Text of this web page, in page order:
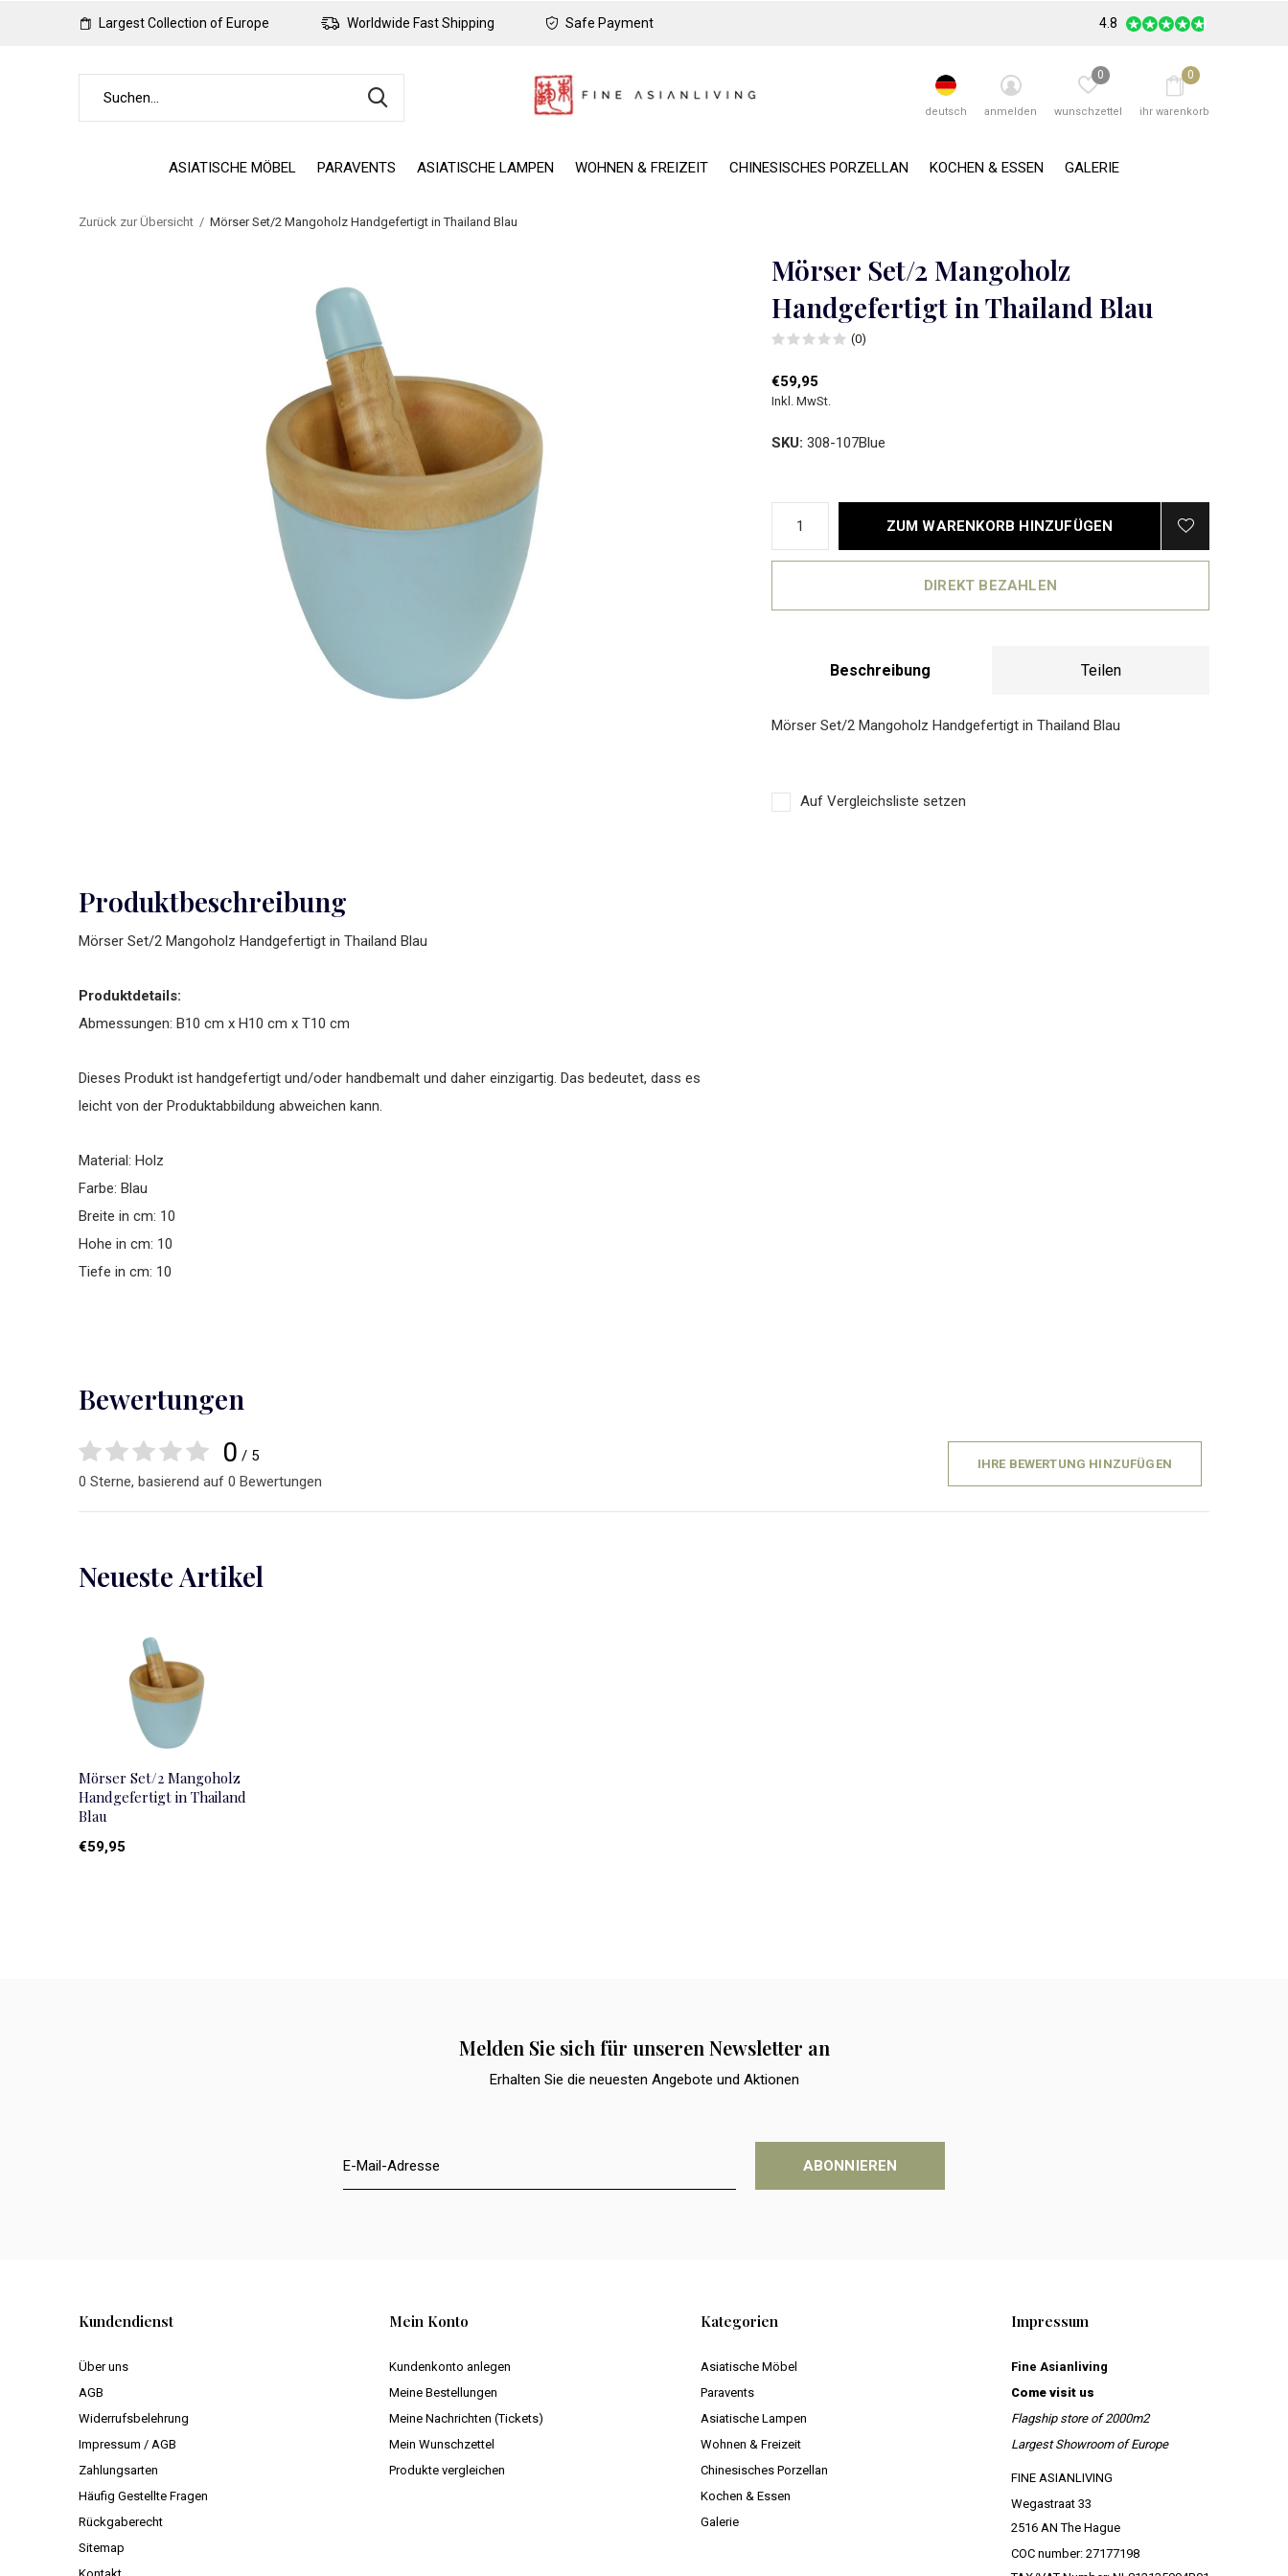
ASIATISCHE MÖBEL PARAVENTS ASIATISCHE LAMPEN WOHNEN & FREIZEIT CHINESISCHES PORZELLAN KOCHEN & ESSEN GALERIE
deutsch anmelden wunschzettel
0
ihr warenkorb
0
Largest Collection of Europe Worldwide Fast Shipping Safe Payment 4.8
Zurück zur Übersicht Mörser Set/2 Mangoholz Handgefertigt in Thailand Blau
Mörser Set/2 Mangoholz
Handgefertigt in Thailand Blau
(0)
€59,95
Inkl. MwSt.
SKU: 308-107Blue
ZUM WARENKORB HINZUFÜGEN
DIREKT BEZAHLEN
Beschreibung Teilen
Mörser Set/2 Mangoholz Handgefertigt in Thailand Blau
Auf Vergleichsliste setzen
Produktbeschreibung
Mörser Set/2 Mangoholz Handgefertigt in Thailand Blau
Produktdetails:
Abmessungen: B10 cm x H10 cm x T10 cm
Dieses Produkt ist handgefertigt und/oder handbemalt und daher einzigartig. Das bedeutet, dass es
leicht von der Produktabbildung abweichen kann.
Material: Holz
Farbe: Blau
Breite in cm: 10
Hohe in cm: 10
Tiefe in cm: 10
Bewertungen
0 / 5
0 Sterne, basierend auf 0 Bewertungen
IHRE BEWERTUNG HINZUFÜGEN
Neueste Artikel
Mörser Set/2 Mangoholz
Handgefertigt in Thailand
Blau
€59,95
Melden Sie sich für unseren Newsletter an
Erhalten Sie die neuesten Angebote und Aktionen
ABONNIEREN
Kundendienst
Über uns
AGB
Widerrufsbelehrung
Impressum / AGB
Zahlungsarten
Häufig Gestellte Fragen
Rückgaberecht
Sitemap
Mein Konto
Kundenkonto anlegen
Meine Bestellungen
Meine Nachrichten (Tickets)
Mein Wunschzettel
Produkte vergleichen
Kategorien
Asiatische Möbel
Paravents
Asiatische Lampen
Wohnen & Freizeit
Chinesisches Porzellan
Kochen & Essen
Galerie
Impressum
Fine Asianliving
Come visit us
Flagship store of 2000m2
Largest Showroom of Europe
FINE ASIANLIVING
Wegastraat 33
2516 AN The Hague
COC number: 27177198